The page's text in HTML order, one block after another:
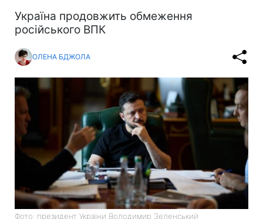
Україна продовжить обмеження
російського ВПК
ОЛЕНА БДЖОЛА
Фото: президент України Володимир Зеленський